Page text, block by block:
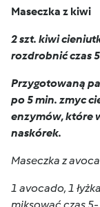
Maseczka z kiwi
2 szt. kiwi
rozdrobnić czas
Przygotowaną
po 5 min. zmyc
enzymów, które
naskórek.
Maseczka z
1 avocado, 1